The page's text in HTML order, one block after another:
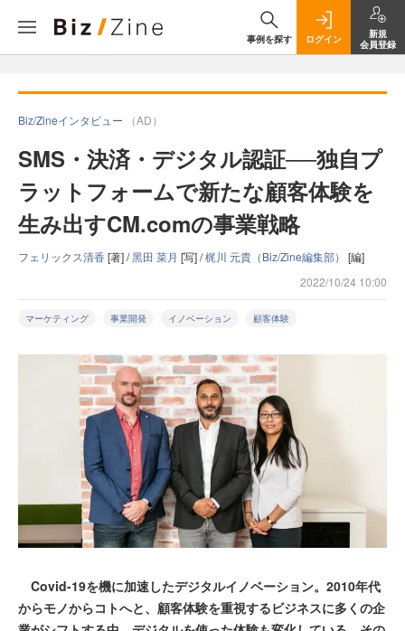
事例を探す ログイン
新規
会員登録
Biz/Zineインタビュー （AD）
SMS・決済・デジタル認証──独自プ
ラットフォームで新たな顧客体験を
生み出すCM.comの事業戦略
フェリックス清香[著] /黑田 菜月 [写] /梶川 元貴（Biz/Zine編集部） [編]
2022/10/24 10:00
マーケティング 事業開発 イノベーション 顧客体験
Covid-19を機に加速したデジタルイノベーション。2010年代
からモノからコトへと、顧客体験を重視するビジネスに多くの企